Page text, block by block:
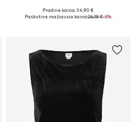
Galimi dydžiai: 34, 36, 38, 40, 42
Pradinė kaina: 34,90 €
Paskutinė mažiausia kaina:26,18 €-6%